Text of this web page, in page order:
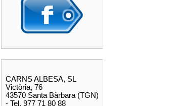
CARNS ALBESA, SL
Victòria, 76
43570 Santa Bàrbara (TGN)
- Tel. 977 71 80 88